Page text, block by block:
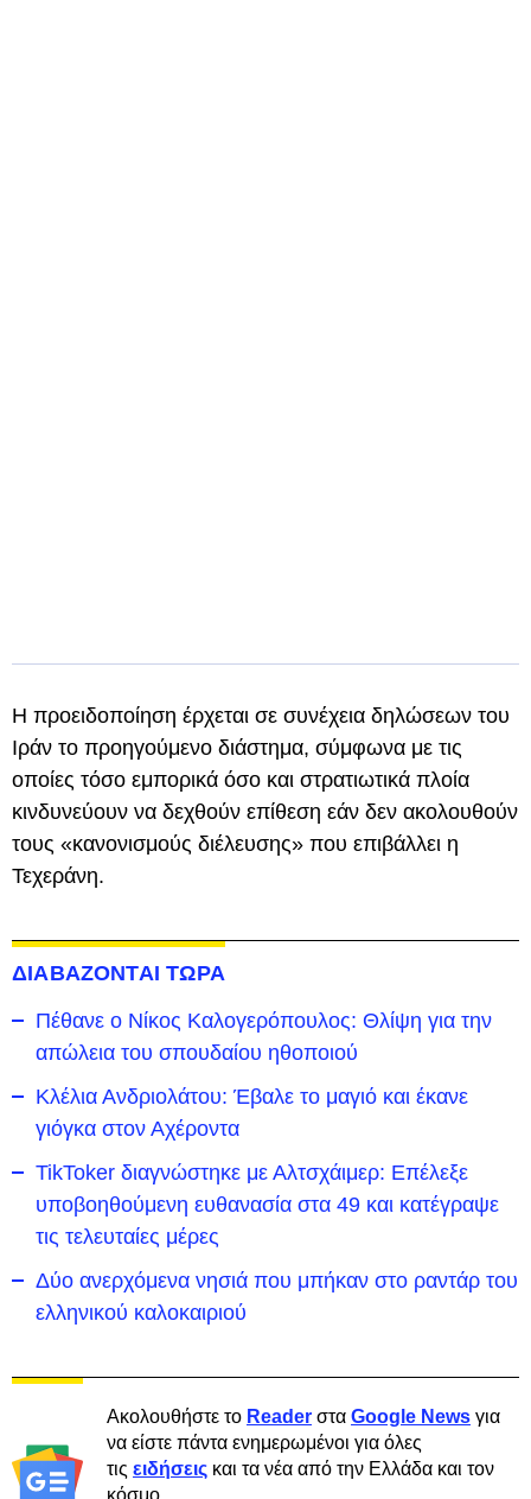
Η προειδοποίηση έρχεται σε συνέχεια δηλώσεων του
Ιράν το προηγούμενο διάστημα, σύμφωνα με τις
οποίες τόσο εμπορικά όσο και στρατιωτικά πλοία
κινδυνεύουν να δεχθούν επίθεση εάν δεν ακολουθούν
τους «κανονισμούς διέλευσης» που επιβάλλει η
Τεχεράνη.
ΔΙΑΒΑΖΟΝΤΑΙ ΤΩΡΑ
Πέθανε ο Νίκος Καλογερόπουλος: Θλίψη για την
απώλεια του σπουδαίου ηθοποιού
Κλέλια Ανδριολάτου: Έβαλε το μαγιό και έκανε
γιόγκα στον Αχέροντα
TikToker διαγνώστηκε με Αλτσχάιμερ: Επέλεξε
υποβοηθούμενη ευθανασία στα 49 και κατέγραψε
τις τελευταίες μέρες
Δύο ανερχόμενα νησιά που μπήκαν στο ραντάρ του
ελληνικού καλοκαιριού
Ακολουθήστε το Reader στα Google News για
να είστε πάντα ενημερωμένοι για όλες
τις ειδήσεις και τα νέα από την Ελλάδα και τον
κόσμο.